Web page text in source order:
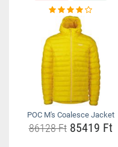
POC M's Coalesce Jacket
86128 Ft85419 Ft